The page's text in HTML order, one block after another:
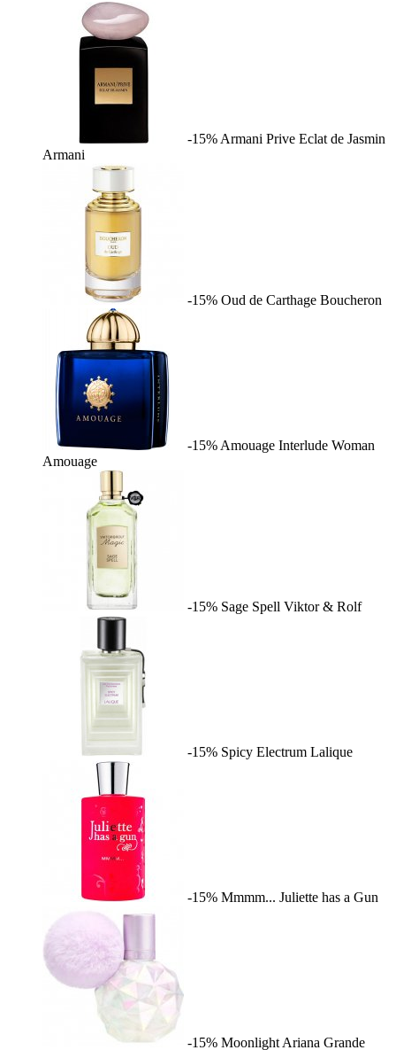
-15% Armani Prive Eclat de Jasmin
Armani
-15% Oud de Carthage Boucheron
-15% Amouage Interlude Woman
Amouage
-15% Sage Spell Viktor & Rolf
-15% Spicy Electrum Lalique
-15% Mmmm... Juliette has a Gun
-15% Moonlight Ariana Grande